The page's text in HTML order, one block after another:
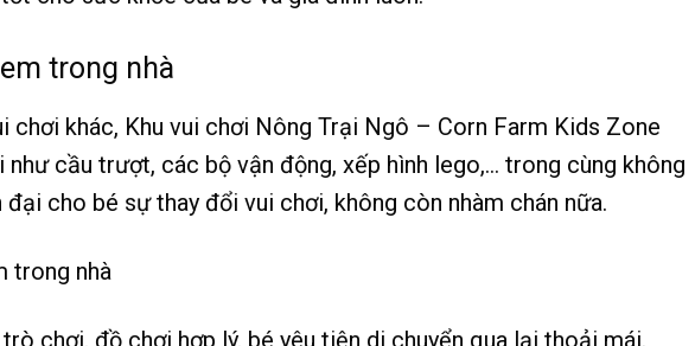
trong nhà
chơi khác, Khu vui chơi Nông Trại Ngô – Corn Farm Kids Zone
cầu trượt, các bộ vận động, xếp hình lego,… trong cùng không
đại cho bé sự thay đổi vui chơi, không còn nhàm chán nữa.
chơi, đồ chơi hợp lý, bé yêu tiện di chuyển qua lại thoải mái.